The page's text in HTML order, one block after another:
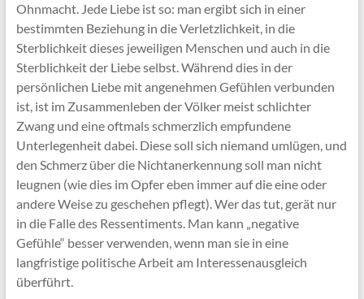
Ohnmacht. Jede Liebe ist so: man ergibt sich in einer
bestimmten Beziehung in die Verletzlichkeit, in die
Sterblichkeit dieses jeweiligen Menschen und auch in die
Sterblichkeit der Liebe selbst. Während dies in der
persönlichen Liebe mit angenehmen Gefühlen verbunden
ist, ist im Zusammenleben der Völker meist schlichter
Zwang und eine oftmals schmerzlich empfundene
Unterlegenheit dabei. Diese soll sich niemand umlügen, und
den Schmerz über die Nichtanerkennung soll man nicht
leugnen (wie dies im Opfer eben immer auf die eine oder
andere Weise zu geschehen pflegt). Wer das tut, gerät nur
in die Falle des Ressentiments. Man kann „negative
Gefühle“ besser verwenden, wenn man sie in eine
langfristige politische Arbeit am Interessenausgleich
überführt.